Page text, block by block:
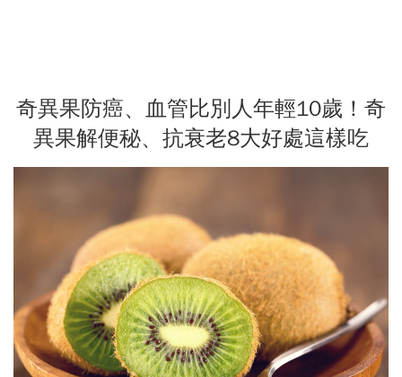
奇異果防癌、血管比別人年輕10歲！奇
異果解便秘、抗衰老8大好處這樣吃